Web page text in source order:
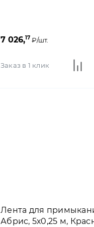
7 026,17 ₽/шт.
Заказ в 1 клик
Лента для
Абрис, 5х0,25 м,